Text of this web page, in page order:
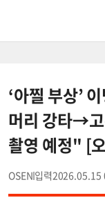
‘아찔 부상’
머리 강타→
촬영 예정" [
OSEN 2026.05.15